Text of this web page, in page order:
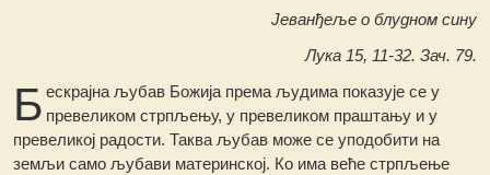
Јеванђеље о блудном сину
Лука 15, 11-32. Зач. 79.
Б ескрајна љубав Божија према људима показује се у
превеликом стрпљењу, у превеликом праштању и у
превеликој радости. Таква љубав може се уподобити на
земљи само љубави материнској. Ко има веће стрпљење